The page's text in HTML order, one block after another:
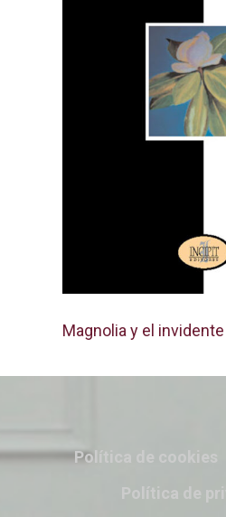
Magnolia y el invidente
Política de cookies